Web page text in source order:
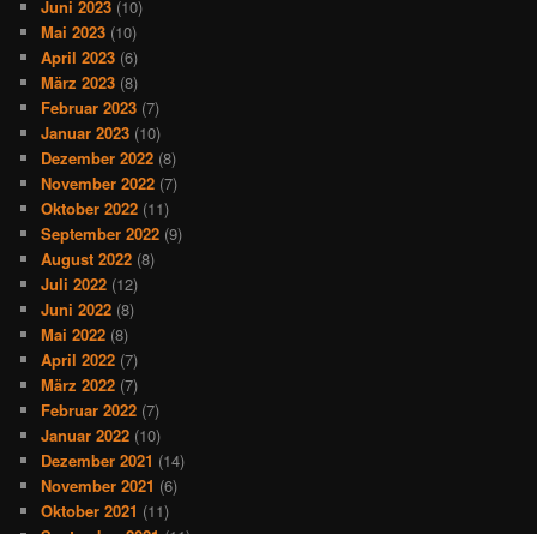
Juni 2023 (10)
Mai 2023 (10)
April 2023 (6)
März 2023 (8)
Februar 2023 (7)
Januar 2023 (10)
Dezember 2022 (8)
November 2022 (7)
Oktober 2022 (11)
September 2022 (9)
August 2022 (8)
Juli 2022 (12)
Juni 2022 (8)
Mai 2022 (8)
April 2022 (7)
März 2022 (7)
Februar 2022 (7)
Januar 2022 (10)
Dezember 2021 (14)
November 2021 (6)
Oktober 2021 (11)